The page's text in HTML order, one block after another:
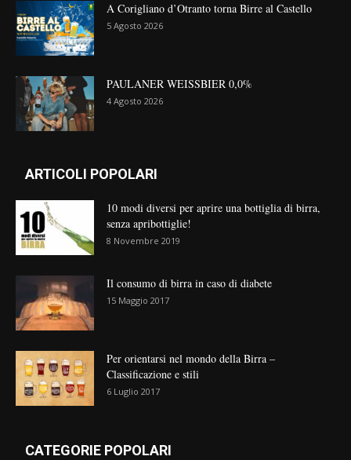
A Corigliano d’Otranto torna Birre al Castello
5 Agosto 2026
PAULANER WEISSBIER 0,0%
4 Agosto 2026
ARTICOLI POPOLARI
10 modi diversi per aprire una bottiglia di birra,
senza apribottiglie!
8 Novembre 2019
Il consumo di birra in caso di diabete
15 Maggio 2017
Per orientarsi nel mondo della Birra –
Classificazione e stili
6 Luglio 2017
CATEGORIE POPOLARI